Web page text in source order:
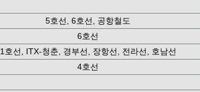
5호선, 6호선, 공항철도
6호선
1호선, ITX-청춘, 경부선, 장항선, 전라선, 호남선
4호선